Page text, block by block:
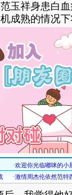
玉祥身患白
成熟的情况